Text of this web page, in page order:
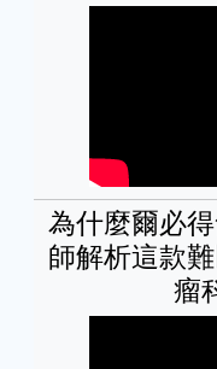
為什麼爾必
師解析這款
瘤